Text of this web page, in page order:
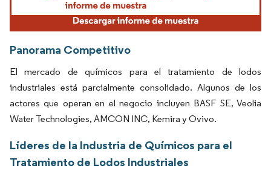
Panorama Competitivo
El mercado de químicos para el tratamiento de lodos
industriales está parcialmente consolidado. Algunos de los
actores que operan en el negocio incluyen BASF SE, Veolia
Water Technologies, AMCON INC, Kemira y Ovivo.
Líderes de la Industria de Químicos para el
Tratamiento de Lodos Industriales